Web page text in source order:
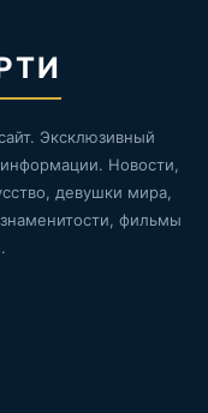
Эксклюзивный
Новости,
девушки мира,
фильмы